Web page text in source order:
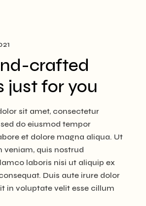
crafted
just for you
sit amet, consectetur
do eiusmod tempor
et dolore magna aliqua. Ut
veniam, quis nostrud
laboris nisi ut aliquip ex
Duis aute irure dolor
in voluptate velit esse cillum